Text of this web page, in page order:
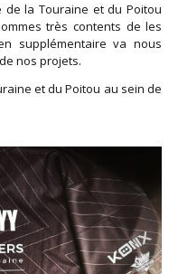
de la Touraine et du Poitou
très contents de les
supplémentaire va nous
nos projets.
et du Poitou au sein de